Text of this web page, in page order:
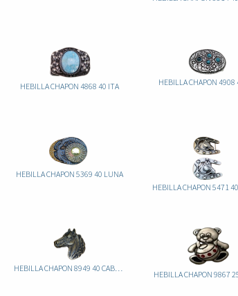
HEBILLA CHAPON 4868 40 ITA HEBILLA CHAPON 4908
HEBILLA CHAPON 5369 40 LUNA
HEBILLA CHAPON 8949 40 CABALLO
HEBILLA CHAPON 9867